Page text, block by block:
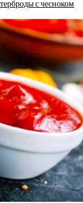
с чесноком